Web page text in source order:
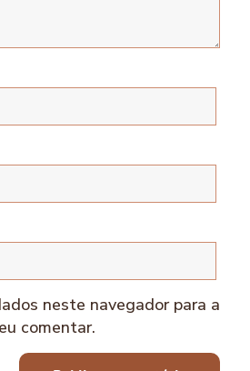
neste navegador para a
comentar.